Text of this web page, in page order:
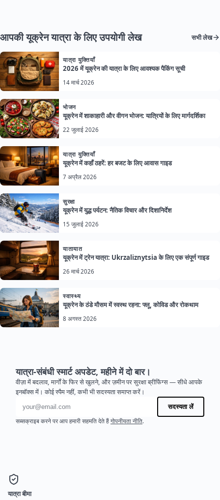
आपकी यूक्रेन यात्रा के लिए उपयोगी लेख सभी लेख
यात्रा युक्तियाँ
2026 में यूक्रेन की यात्रा के लिए आवश्यक पैकिंग सूची
14 मार्च 2026
भोजन
यूक्रेन में शाकाहारी और वीगन भोजन: यात्रियों के लिए मार्गदर्शिका
22 जुलाई 2026
यात्रा युक्तियाँ
यूक्रेन में कहाँ ठहरें: हर बजट के लिए आवास गाइड
7 अप्रैल 2026
सुरक्षा
यूक्रेन में युद्ध पर्यटन: नैतिक विचार और दिशानिर्देश
15 जुलाई 2026
यातायात
यूक्रेन में ट्रेन यात्रा: Ukrzaliznytsia के लिए एक संपूर्ण गाइड
26 मार्च 2026
स्वास्थ्य
यूक्रेन के ठंडे मौसम में स्वस्थ रहना: फ्लू, कोविड और रोकथाम
8 अगस्त 2026
यात्रा-संबंधी स्मार्ट अपडेट, महीने में दो बार।
वीज़ा में बदलाव, मार्गों के फिर से खुलने, और ज़मीन पर सुरक्षा ब्रीफिंग्स — सीधे आपके
इनबॉक्स में। कोई स्पैम नहीं, कभी भी सदस्यता समाप्त करें।
ईमेल पता
सदस्यता लें
सब्सक्राइब करने पर आप हमारी सहमति देते हैं गोपनीयता नीति.
यात्रा बीमा